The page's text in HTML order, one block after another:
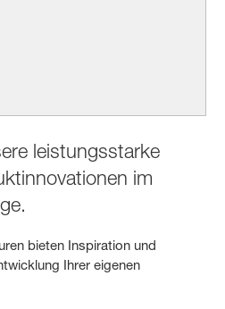
leistungsstarke
im
bieten Inspiration und
Ihrer eigenen